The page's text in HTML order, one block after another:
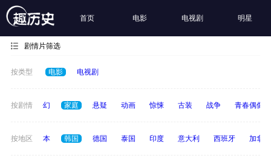
首页 电影 电视剧 明星
剧情片筛选
按类型 电影 电视剧
按剧情
经典 科幻 家庭 悬疑 动画 惊悚 古装 战争 青春偶像
按地区
英国 日本 韩国 德国 泰国 印度 意大利 西班牙 加拿大